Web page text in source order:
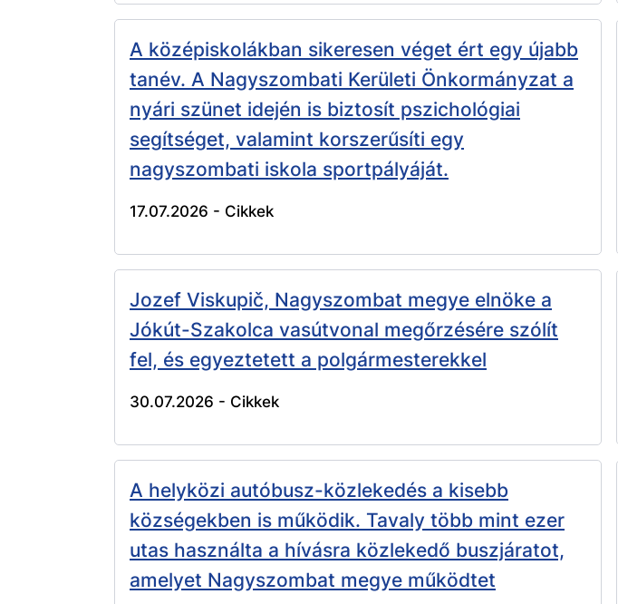
A középiskolákban sikeresen véget ért egy újabb
tanév. A Nagyszombati Kerületi Önkormányzat a
nyári szünet idején is biztosít pszichológiai
segítséget, valamint korszerűsíti egy
nagyszombati iskola sportpályáját.
17.07.2026 - Cikkek
Jozef Viskupič, Nagyszombat megye elnöke a
Jókút-Szakolca vasútvonal megőrzésére szólít
fel, és egyeztetett a polgármesterekkel
30.07.2026 - Cikkek
A helyközi autóbusz-közlekedés a kisebb
községekben is működik. Tavaly több mint ezer
utas használta a hívásra közlekedő buszjáratot,
amelyet Nagyszombat megye működtet